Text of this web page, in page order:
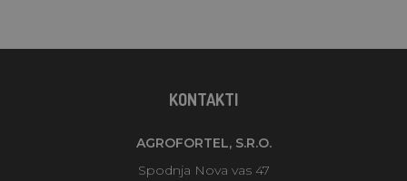
KONTAKTI
AGROFORTEL, S.R.O.
Spodnja Nova vas 47